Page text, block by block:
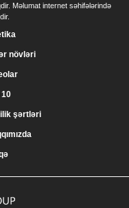
Məlumat internet səhifələrində
növləri
10
şərtləri